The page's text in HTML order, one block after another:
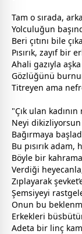
Tam o sırada,
Yolculuğun
Beri çıtını bile
Pısırık, zayıf bir
Ahali gazıyla
Gözlüğünü
Titreyen ama
"Çık ulan
Neyi dikizliyorsun
Bağırmaya
Bu pısırık adam,
Böyle bir
Verdiği
Zıplayarak
Şemsiyeyi
Onun bu
Erkekleri
Adeta bir linç